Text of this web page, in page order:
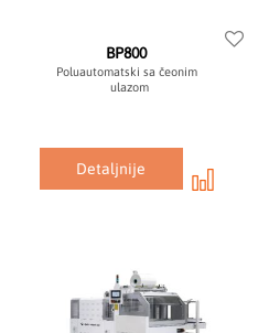
BP800
Poluautomatski sa čeonim
ulazom
Detaljnije